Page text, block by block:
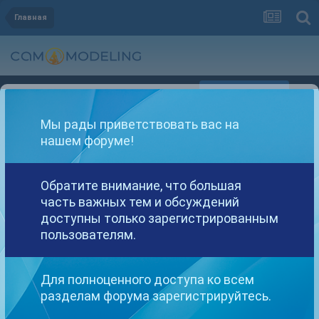
Главная
Уже зарегистрированы? Войти
Другие варианты поиска
Найдено: 1 результат
СОРТИРОВКА
Мы рады приветствовать вас на
нашем форуме!
Обратите внимание, что большая
часть важных тем и обсуждений
доступны только зарегистрированным
пользователям.
Для полноценного доступа ко всем
разделам форума зарегистрируйтесь.